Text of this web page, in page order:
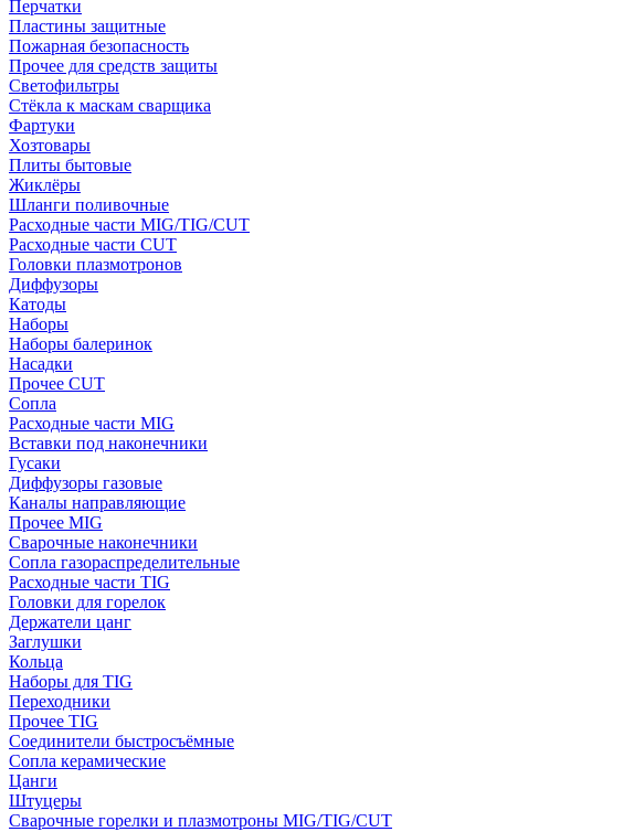
Перчатки
Пластины защитные
Пожарная безопасность
Прочее для средств защиты
Светофильтры
Стёкла к маскам сварщика
Фартуки
Хозтовары
Плиты бытовые
Жиклёры
Шланги поливочные
Расходные части MIG/TIG/CUT
Расходные части CUT
Головки плазмотронов
Диффузоры
Катоды
Наборы
Наборы балеринок
Насадки
Прочее CUT
Сопла
Расходные части MIG
Вставки под наконечники
Гусаки
Диффузоры газовые
Каналы направляющие
Прочее MIG
Сварочные наконечники
Сопла газораспределительные
Расходные части TIG
Головки для горелок
Держатели цанг
Заглушки
Кольца
Наборы для TIG
Переходники
Прочее TIG
Соединители быстросъёмные
Сопла керамические
Цанги
Штуцеры
Сварочные горелки и плазмотроны MIG/TIG/CUT